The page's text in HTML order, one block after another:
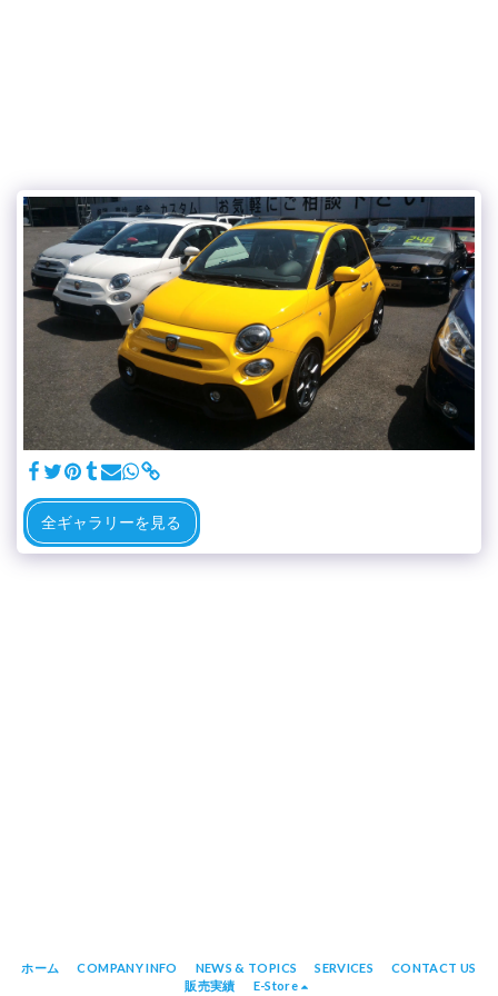
全ギャラリーを見る
ホーム COMPANY INFO NEWS & TOPICS SERVICES
CONTACT US
販売実績
E-Store